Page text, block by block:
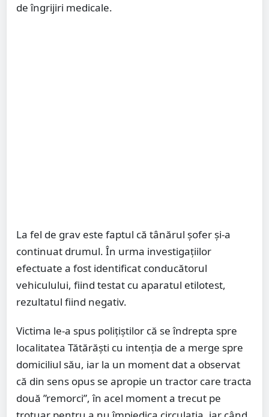
de îngrijiri medicale.
La fel de grav este faptul că tânărul șofer și-a
continuat drumul. În urma investigațiilor
efectuate a fost identificat conducătorul
vehiculului, fiind testat cu aparatul etilotest,
rezultatul fiind negativ.
Victima le-a spus polițiștilor că se îndrepta spre
localitatea Tătărăști cu intenția de a merge spre
domiciliul său, iar la un moment dat a observat
că din sens opus se apropie un tractor care tracta
două ”remorci”, în acel moment a trecut pe